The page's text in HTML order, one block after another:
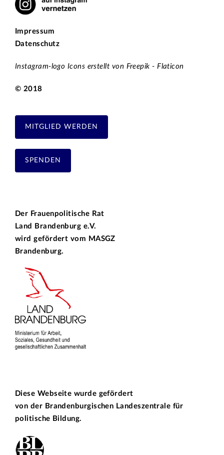
Impressum
Datenschutz
Instagram-logo Icons erstellt von Freepik - Flaticon
© 2018
MITGLIED WERDEN
SPENDEN
Der Frauenpolitische Rat
Land Brandenburg e.V.
wird gefördert vom MASGZ
Brandenburg.
Diese Webseite wurde gefördert
von der Brandenburgischen Landeszentrale für
politische Bildung.